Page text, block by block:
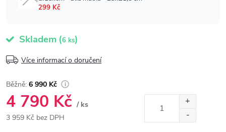
Skladem (6 ks)
Více informací o doručení
6 990 Kč
4 790 Kč / ks
3 959 Kč bez DPH